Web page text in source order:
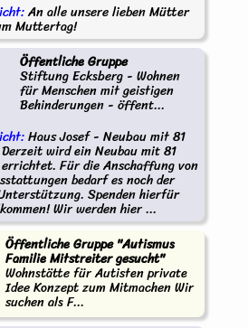
An alle unsere lieben Mütter
Muttertag!
Öffentliche Gruppe
Stiftung Ecksberg - Wohnen
für Menschen mit geistigen
Behinderungen - öffent...
Haus Josef - Neubau mit 81
wird ein Neubau mit 81
Für die Anschaffung von
bedarf es noch der
Spenden hierfür
Wir werden hier ...
Öffentliche Gruppe "Autismus
Familie Mitstreiter gesucht"
Wohnstätte für Autisten private
Idee Konzept zum Mitmachen Wir
suchen als F...